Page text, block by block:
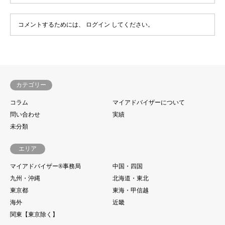
コメントするためには、 ログイン してください。
カテゴリー
コラム
マイアドバイザーについて
問い合わせ
実績
未分類
エリア
マイアドバイザー®事務局
中国・四国
九州・沖縄
北海道・東北
東京都
東海・甲信越
海外
近畿
関東【東京除く】